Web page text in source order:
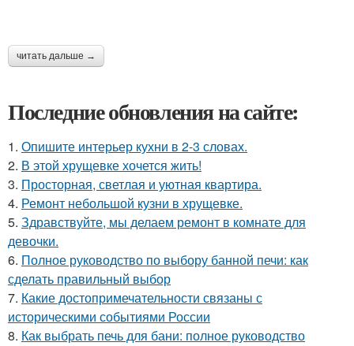
читать дальше →
Последние обновления на сайте:
1. Опишите интерьер кухни в 2-3 словах.
2. В этой хрущевке хочется жить!
3. Просторная, светлая и уютная квартира.
4. Ремонт небольшой кузни в хрущевке.
5. Здравствуйте, мы делаем ремонт в комнате для
девочки.
6. Полное руководство по выбору банной печи: как
сделать правильный выбор
7. Какие достопримечательности связаны с
историческими событиями России
8. Как выбрать печь для бани: полное руководство